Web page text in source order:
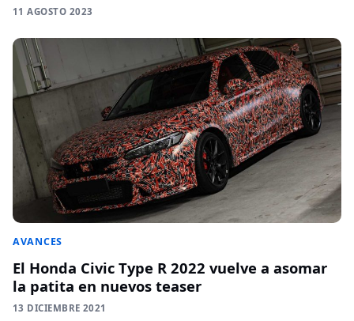
11 AGOSTO 2023
AVANCES
El Honda Civic Type R 2022 vuelve a asomar
la patita en nuevos teaser
13 DICIEMBRE 2021